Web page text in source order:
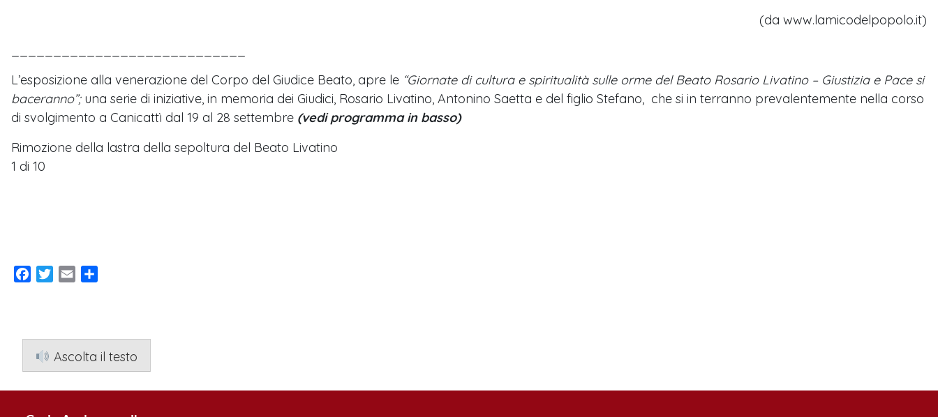
(da www.lamicodelpopolo.it)
L’esposizione alla venerazione del Corpo del Giudice Beato, apre le “Giornate di cultura e spiritualità sulle orme del Beato Rosario Livatino – Giustizia e Pace si
baceranno”; una serie di iniziative, in memoria dei Giudici, Rosario Livatino, Antonino Saetta e del figlio Stefano, che si in terranno prevalentemente nella corso
di svolgimento a Canicattì dal 19 al 28 settembre (vedi programma in basso)
Rimozione della lastra della sepoltura del Beato Livatino
1 di 10
Facebook
TwitterEmail
Ascolta il testo